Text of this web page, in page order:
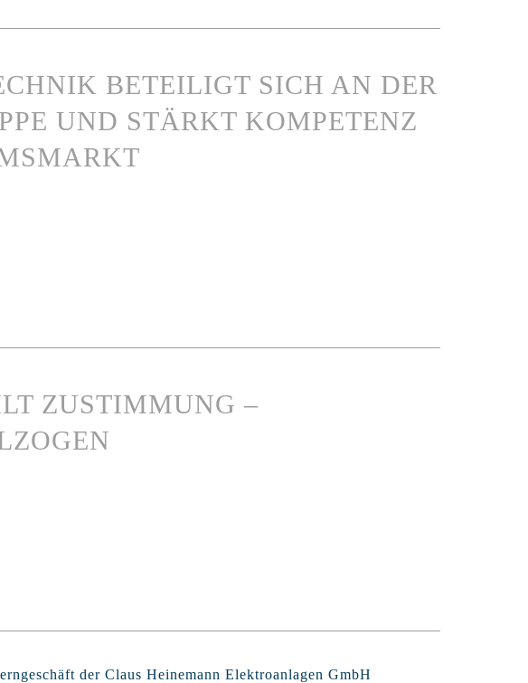
BETEILIGT SICH AN DER
UND STÄRKT KOMPETENZ
ZUSTIMMUNG –
der Claus Heinemann Elektroanlagen GmbH